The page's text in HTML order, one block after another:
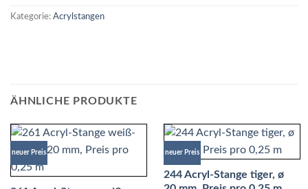
Kategorie: Acrylstangen
ÄHNLICHE PRODUKTE
neuer Preis neuer Preis
244 Acryl-Stange tiger, ø